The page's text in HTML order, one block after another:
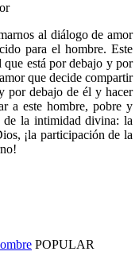
al diálogo de amor
para el hombre. Este
que está por debajo y por
que decide compartir
por debajo de él y hacer
a este hombre, pobre y
de la intimidad divina: la
¡la participación de la
POPULAR